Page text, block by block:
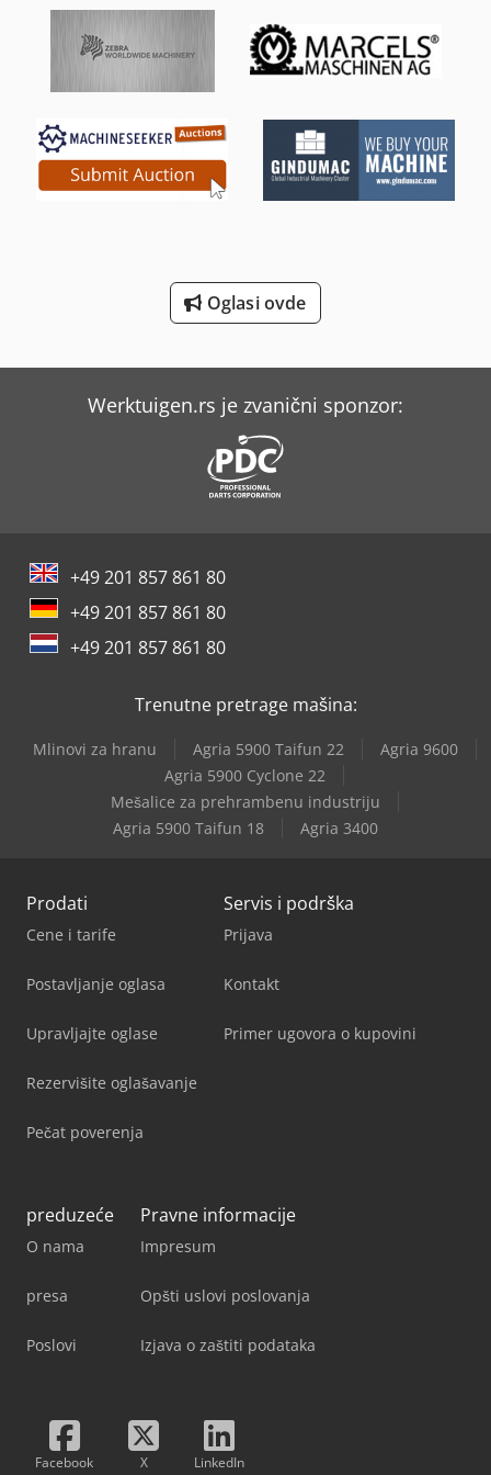
Manitou Mla-T 516-75 H
Mercedes-Benz Unimog 400
Mitsubishi Klima Uređaji
Scherer Feinbau Vdz 220 / Ds
Oglasi ovde
Werktuigen.rs je zvanični sponzor:
+49 201 857 861 80
+49 201 857 861 80
+49 201 857 861 80
Trenutne pretrage mašina:
Mlinovi za hranu Agria 5900 Taifun 22
Agria 9600
Agria 5900 Cyclone 22
Mešalice za prehrambenu industriju
Agria 5900 Taifun 18
Agria 3400
Prodati
Cene i tarife
Postavljanje oglasa
Upravljajte oglase
Rezervišite oglašavanje
Pečat poverenja
Servis i podrška
Prijava
Kontakt
Primer ugovora o kupovini
preduzeće
O nama
presa
Poslovi
Pravne informacije
Impresum
Opšti uslovi poslovanja
Izjava o zaštiti podataka
Facebook X LinkedIn